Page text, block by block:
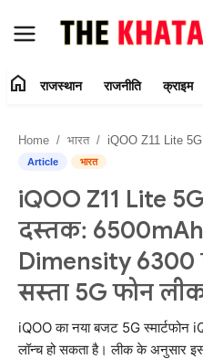
Contact Us
राजस्थान
राजनीति
क्राइम
भारत
home राजस्थान राजनीति क्राइम
Home भारत iQOO Z11 Lite 5G भारत में जल्द देगा दस्तक: 6500mAh
Article भारत
iQOO Z11 Lite
दस्तक: 6500mAh
Dimensity
सस्ता 5G फोन
iQOO का नया बजट 5G स्मार्टफोन
लॉन्च हो सकता है। लीक के अनुसार